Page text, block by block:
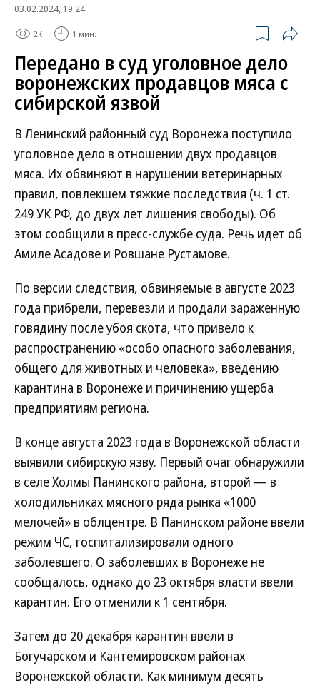
03.02.2024, 19:24
2K 1 мин.
Передано в суд уголовное дело
воронежских продавцов мяса с
сибирской язвой
В Ленинский районный суд Воронежа поступило
уголовное дело в отношении двух продавцов
мяса. Их обвиняют в нарушении ветеринарных
правил, повлекшем тяжкие последствия (ч. 1 ст.
249 УК РФ, до двух лет лишения свободы). Об
этом сообщили в пресс-службе суда. Речь идет об
Амиле Асадове и Ровшане Рустамове.
По версии следствия, обвиняемые в августе 2023
года прибрели, перевезли и продали зараженную
говядину после убоя скота, что привело к
распространению «особо опасного заболевания,
общего для животных и человека», введению
карантина в Воронеже и причинению ущерба
предприятиям региона.
В конце августа 2023 года в Воронежской области
выявили сибирскую язву. Первый очаг обнаружили
в селе Холмы Панинского района, второй — в
холодильниках мясного ряда рынка «1000
мелочей» в облцентре. В Панинском районе ввели
режим ЧС, госпитализировали одного
заболевшего. О заболевших в Воронеже не
сообщалось, однако до 23 октября власти ввели
карантин. Его отменили к 1 сентября.
Затем до 20 декабря карантин ввели в
Богучарском и Кантемировском районах
Воронежской области. Как минимум десять